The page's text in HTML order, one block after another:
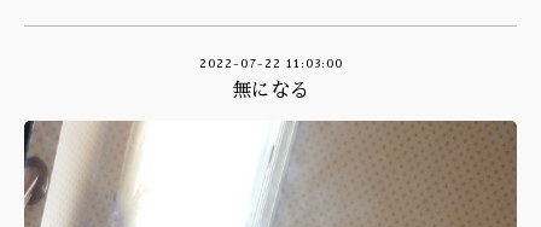
2022-07-22 11:03:00
無になる